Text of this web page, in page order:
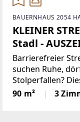
BAUERNHAUS 2054
KLEINER
Stadl -
Barrierefreier
suchen Ruhe,
Stolperfallen?
Streckhof im
Haugsdorf)
90 m² 3